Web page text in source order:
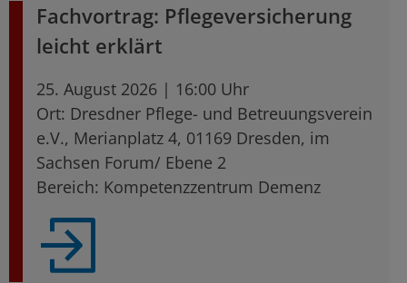
Fachvortrag: Pflegeversicherung
leicht erklärt
25. August 2026 | 16:00 Uhr
Ort: Dresdner Pflege- und Betreuungsverein
e.V., Merianplatz 4, 01169 Dresden, im
Sachsen Forum/ Ebene 2
Bereich: Kompetenzzentrum Demenz